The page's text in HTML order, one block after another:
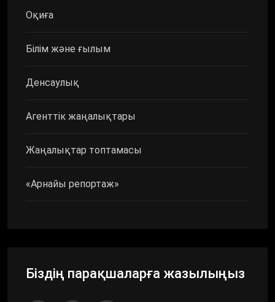
Оқиға
Білім және ғылым
Денсаулық
Агенттік жаңалықтары
Жаңалықтар топтамасы
«Арнайы репортаж»
Біздің парақшаларға жазылыңыз